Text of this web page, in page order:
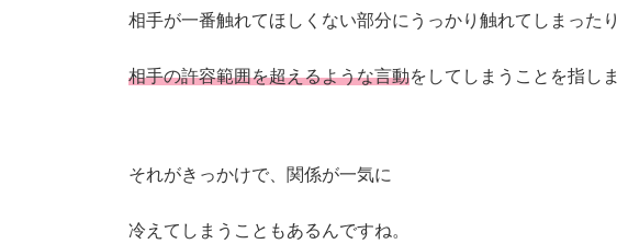
相手が一番触れてほしくない部分にうっかり触れてしまったり
相手の許容範囲を超えるような言動をしてしまうことを指しま
それがきっかけで、関係が一気に
冷えてしまうこともあるんですね。